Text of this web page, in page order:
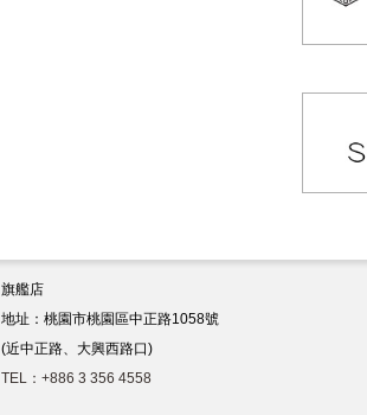
旗艦店
地址：桃園市桃園區中正路1058號
(近中正路、大興西路口)
TEL：+886 3 356 4558